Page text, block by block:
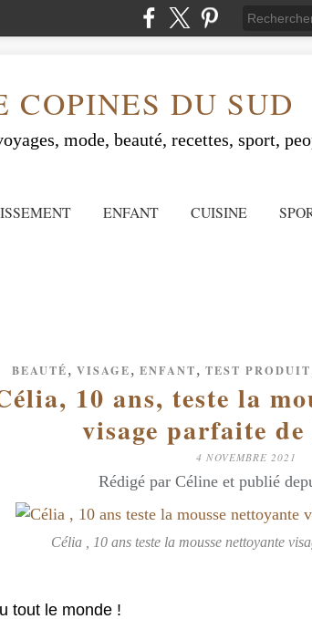
COPINES DU SUD
mode, beauté, recettes, sport,
ENFANT CUISINE
BEAUTÉ, VISAGE, ENFANT, TEST PRODUIT
10 ans, teste la
visage parfaite
4 NOVEMBRE 2021
Rédigé par Céline et publié
Célia , 10 ans teste la mousse nettoyante
tout le monde !